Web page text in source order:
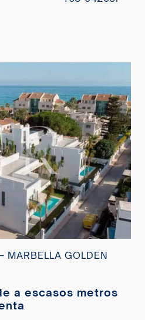
MARBELLA GOLDEN
a escasos metros